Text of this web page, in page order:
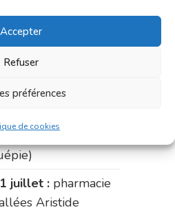
Accepter
Refuser
préférences
de cookies
juillet :
Fabre)
:pharmacie
juillet :pharmacie
juillet : pharmacie
Aristide